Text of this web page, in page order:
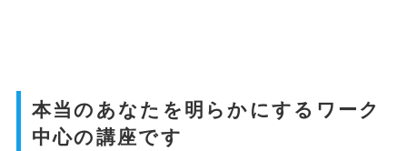
本当のあなたを明らかにするワーク
中心の講座です